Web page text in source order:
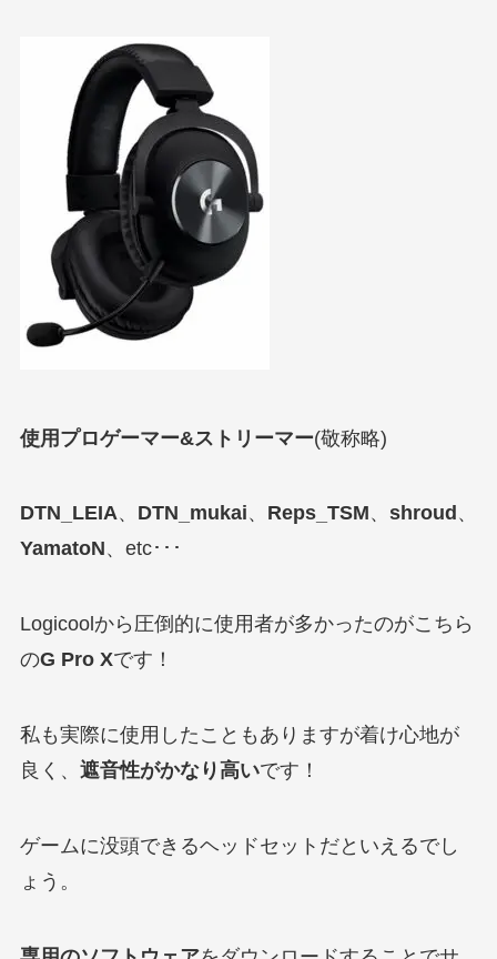
使用プロゲーマー&ストリーマー(敬称略)
DTN_LEIA、 DTN_mukai、 Reps_TSM、 shroud 、
YamatoN、etc･･･
Logicoolから圧倒的に使用者が多かったのがこちら
のG Pro Xです！
私も実際に使用したこともありますが着け心地が
良く、 遮音性がかなり高いです！
ゲームに没頭できるヘッドセットだといえるでし
ょう。